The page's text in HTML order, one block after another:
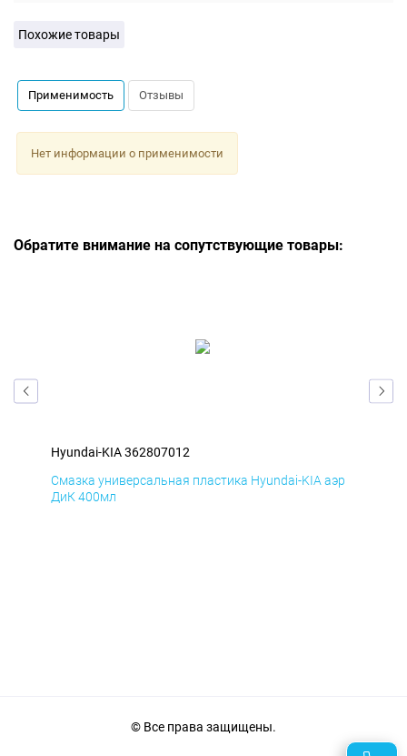
Похожие товары
Применимость Отзывы
Нет информации о применимости
Обратите внимание на сопутствующие товары:
Hyundai-KIA 362807012
Смазка универсальная пластика Hyundai-KIA аэр
ДиК 400мл
© Все права защищены.